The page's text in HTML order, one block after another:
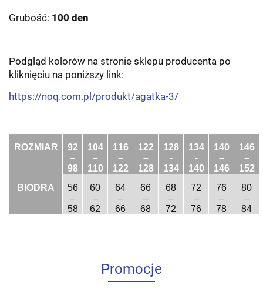
Grubość: 100 den
Podgląd kolorów na stronie sklepu producenta po
kliknięciu na poniższy link:
https://noq.com.pl/produkt/agatka-3/
ROZMIAR
92
–
98
104
–
110
116
–
122
122
–
128
128
-
134
134
-
140
140
–
146
146
–
152
BIODRA
56
–
58
60
–
62
64
–
66
66
–
68
68
–
72
72
–
76
76
–
78
80
–
84
Promocje